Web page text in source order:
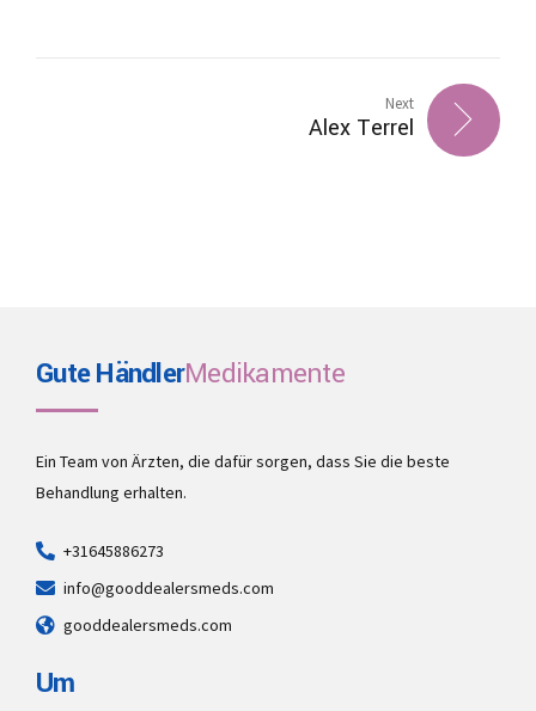
Next
Alex Terrel
Gute HändlerMedikamente
Ein Team von Ärzten, die dafür sorgen, dass Sie die beste
Behandlung erhalten.
+31645886273
info@gooddealersmeds.com
gooddealersmeds.com
Um